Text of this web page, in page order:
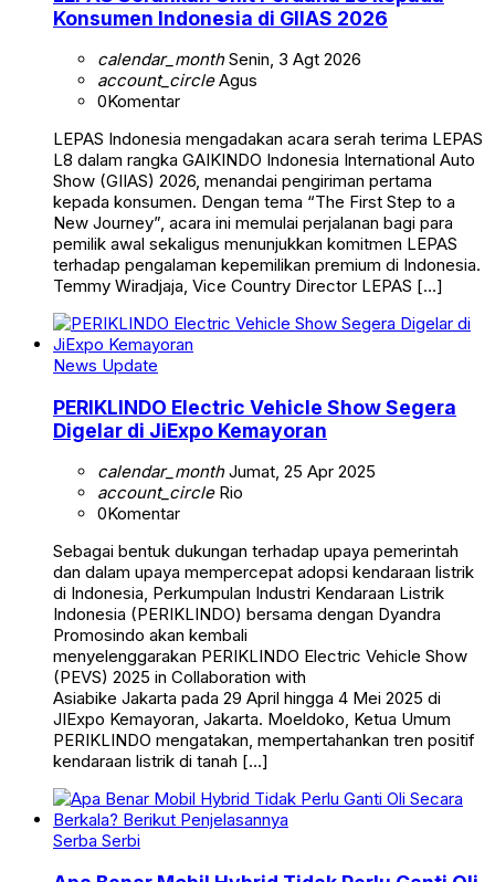
Konsumen Indonesia di GIIAS 2026
calendar_monthSenin, 3 Agt 2026
account_circleAgus
0Komentar
LEPAS Indonesia mengadakan acara serah terima LEPAS
L8 dalam rangka GAIKINDO Indonesia International Auto
Show (GIIAS) 2026, menandai pengiriman pertama
kepada konsumen. Dengan tema “The First Step to a
New Journey”, acara ini memulai perjalanan bagi para
pemilik awal sekaligus menunjukkan komitmen LEPAS
terhadap pengalaman kepemilikan premium di Indonesia.
Temmy Wiradjaja, Vice Country Director LEPAS […]
News Update
PERIKLINDO Electric Vehicle Show Segera
Digelar di JiExpo Kemayoran
calendar_monthJumat, 25 Apr 2025
account_circleRio
0Komentar
Sebagai bentuk dukungan terhadap upaya pemerintah
dan dalam upaya mempercepat adopsi kendaraan listrik
di Indonesia, Perkumpulan Industri Kendaraan Listrik
Indonesia (PERIKLINDO) bersama dengan Dyandra
Promosindo akan kembali
menyelenggarakan PERIKLINDO Electric Vehicle Show
(PEVS) 2025 in Collaboration with
Asiabike Jakarta pada 29 April hingga 4 Mei 2025 di
JIExpo Kemayoran, Jakarta. Moeldoko, Ketua Umum
PERIKLINDO mengatakan, mempertahankan tren positif
kendaraan listrik di tanah […]
Serba Serbi